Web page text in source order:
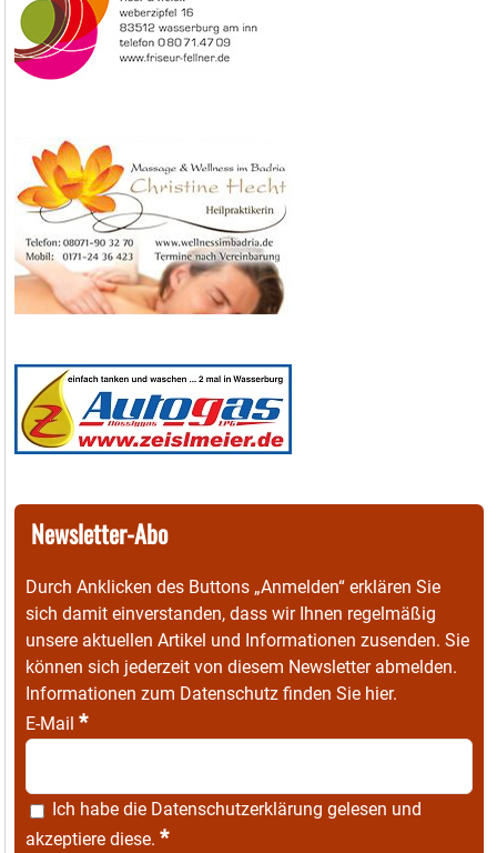
Newsletter-Abo
Durch Anklicken des Buttons „Anmelden“ erklären Sie
sich damit einverstanden, dass wir Ihnen regelmäßig
unsere aktuellen Artikel und Informationen zusenden. Sie
können sich jederzeit von diesem Newsletter abmelden.
Informationen zum Datenschutz finden Sie hier.
E-Mail *
Ich habe die Datenschutzerklärung gelesen und
akzeptiere diese. *